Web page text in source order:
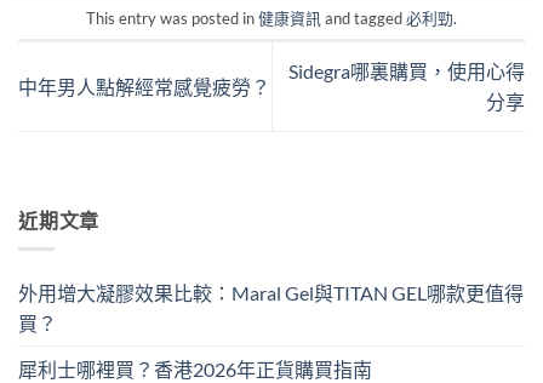
This entry was posted in健康資訊 and tagged必利勁.
中年男人點解經常感覺疲勞？
Sidegra哪裏購買，使用心得
分享
近期文章
外用增大凝膠效果比較：Maral Gel與TITAN GEL哪款更值得
買？
犀利士哪裡買？香港2026年正貨購買指南